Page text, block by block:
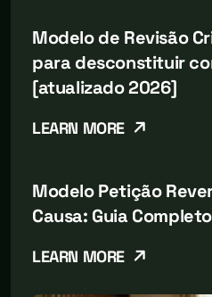
Modelo de Revisão
para desconstituir
[atualizado 2026]
LEARN MORE
Modelo Petição
Causa: Guia
LEARN MORE